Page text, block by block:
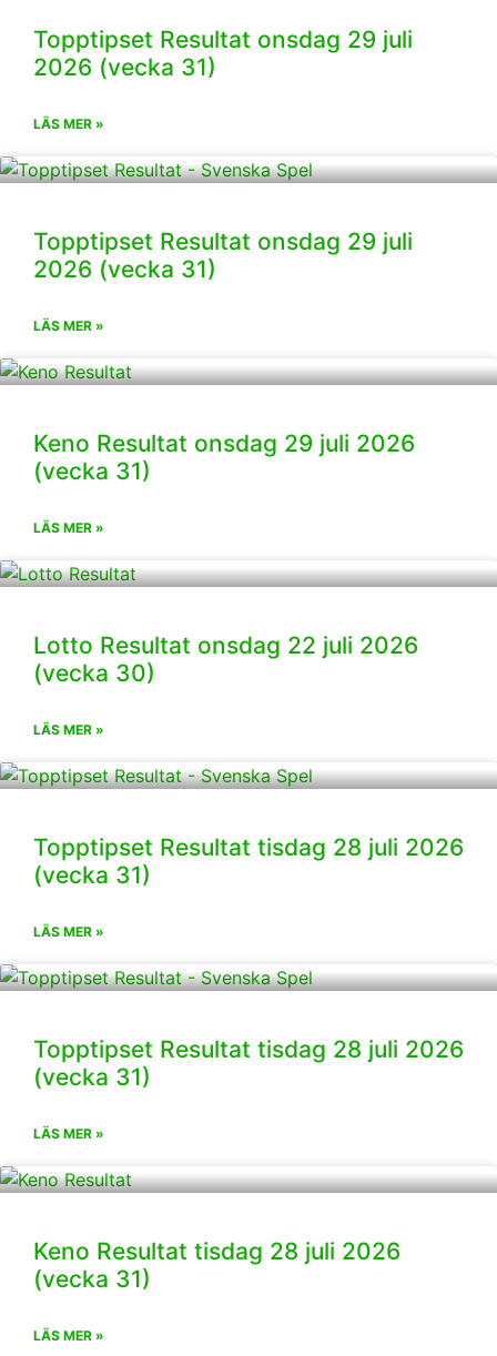
Topptipset Resultat onsdag 29 juli
2026 (vecka 31)
LÄS MER »
Topptipset Resultat onsdag 29 juli
2026 (vecka 31)
LÄS MER »
Keno Resultat onsdag 29 juli 2026
(vecka 31)
LÄS MER »
Lotto Resultat onsdag 22 juli 2026
(vecka 30)
LÄS MER »
Topptipset Resultat tisdag 28 juli 2026
(vecka 31)
LÄS MER »
Topptipset Resultat tisdag 28 juli 2026
(vecka 31)
LÄS MER »
Keno Resultat tisdag 28 juli 2026
(vecka 31)
LÄS MER »